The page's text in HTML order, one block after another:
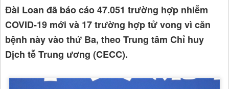
Đài Loan đã báo cáo 47.051 trường hợp nhiễm
COVID-19 mới và 17 trường hợp tử vong vì căn
bệnh này vào thứ Ba, theo Trung tâm Chỉ huy
Dịch tễ Trung ương (CECC).